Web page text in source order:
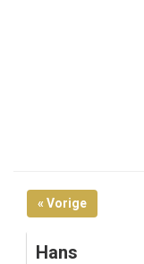
« Vorige
Hans